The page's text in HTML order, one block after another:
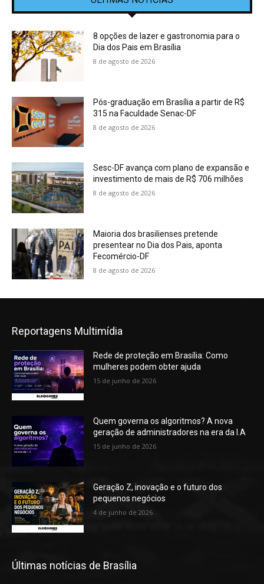
8 opções de lazer e gastronomia para o
Dia dos Pais em Brasília
8 de agosto de 2026
Pós-graduação em Brasília a partir de R$
315 na Faculdade Senac-DF
8 de agosto de 2026
Sesc-DF avança com plano de expansão e
investimento de mais de R$ 706 milhões
8 de agosto de 2026
Maioria dos brasilienses pretende
presentear no Dia dos Pais, aponta
Fecomércio-DF
8 de agosto de 2026
Reportagens Multimídia
Rede de proteção em Brasília: Como
mulheres podem obter ajuda
15 de junho de 2026
Quem governa os algoritmos? A nova
geração de administradores na era da I.A
15 de junho de 2026
Geração Z, inovação e o futuro dos
pequenos negócios
4 de junho de 2026
Últimas notícias de Brasília